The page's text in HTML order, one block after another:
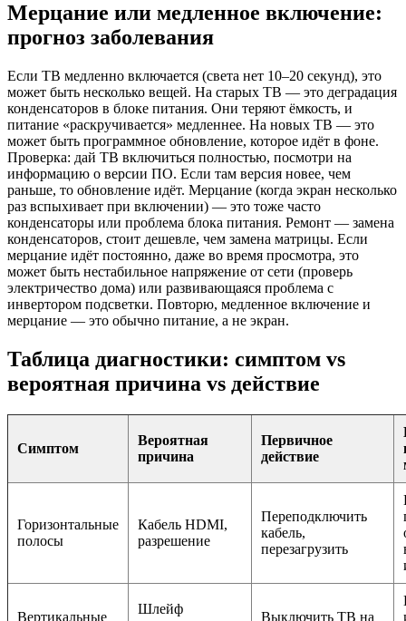
Мерцание или медленное включение:
прогноз заболевания
Если ТВ медленно включается (света нет 10–20 секунд), это
может быть несколько вещей. На старых ТВ — это деградация
конденсаторов в блоке питания. Они теряют ёмкость, и
питание «раскручивается» медленнее. На новых ТВ — это
может быть программное обновление, которое идёт в фоне.
Проверка: дай ТВ включиться полностью, посмотри на
информацию о версии ПО. Если там версия новее, чем
раньше, то обновление идёт. Мерцание (когда экран несколько
раз вспыхивает при включении) — это тоже часто
конденсаторы или проблема блока питания. Ремонт — замена
конденсаторов, стоит дешевле, чем замена матрицы. Если
мерцание идёт постоянно, даже во время просмотра, это
может быть нестабильное напряжение от сети (проверь
электричество дома) или развивающаяся проблема с
инвертором подсветки. Повторю, медленное включение и
мерцание — это обычно питание, а не экран.
Таблица диагностики: симптом vs
вероятная причина vs действие
Симптом
Вероятная
причина
Первичное
действие
Горизонтальные
полосы
Кабель HDMI,
разрешение
Переподключить
кабель,
перезагрузить
Вертикальные
Шлейф
Выключить ТВ на